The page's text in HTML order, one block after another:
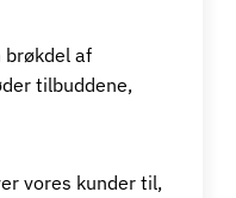
brøkdel af
tilbuddene,
vores kunder til,